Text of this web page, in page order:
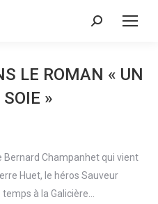
Recherche
LE ROMAN « UN
»
Bernard Champanhet qui vient
Huet, le héros Sauveur
à la Galicière…